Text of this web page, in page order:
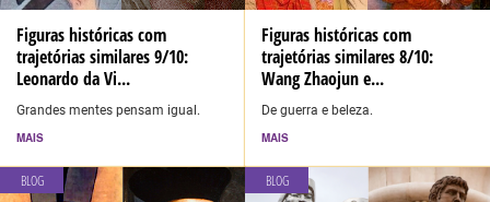
Figuras históricas com
trajetórias similares 9/10:
Leonardo da Vi...
Grandes mentes pensam igual.
MAIS
Figuras históricas com
trajetórias similares 8/10:
Wang Zhaojun e...
De guerra e beleza.
MAIS
BLOG BLOG